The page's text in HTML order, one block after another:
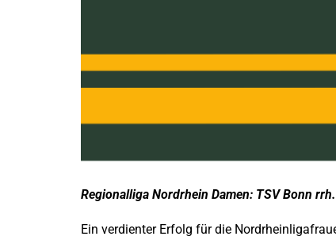
Regionalliga Nordrhein Damen: TSV Bonn
Ein verdienter Erfolg für die